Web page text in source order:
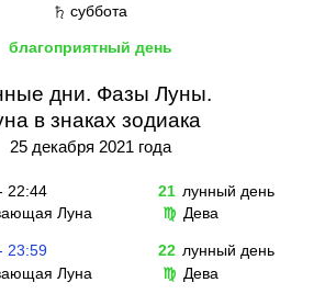
♄ суббота
благоприятный день
дни. Фазы Луны.
в знаках зодиака
25 декабря 2021 года
22:44 21 лунный день
Луна ♍ Дева
23:59 22 лунный день
Луна ♍ Дева